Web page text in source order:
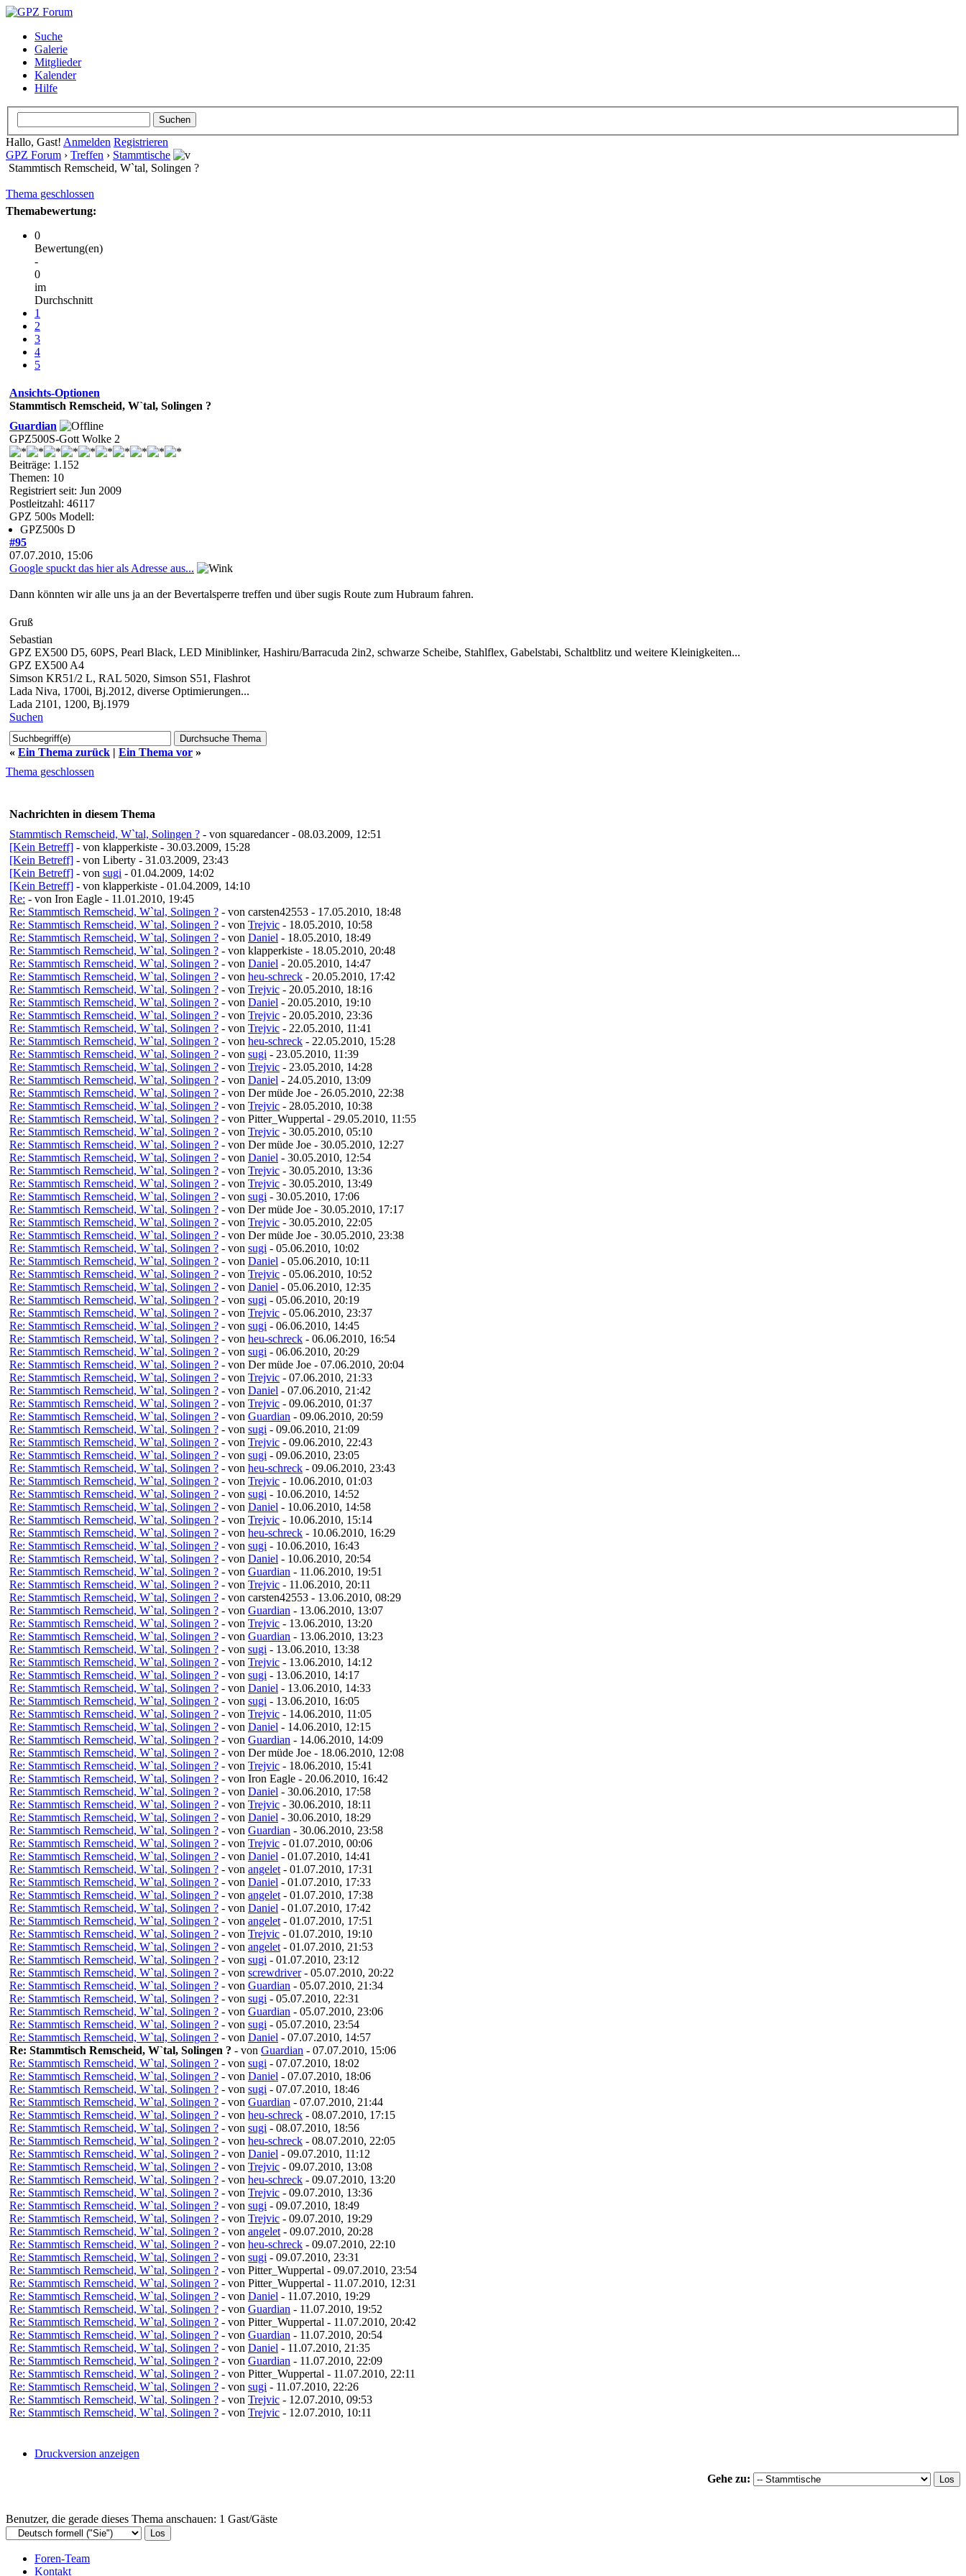
Suche
Galerie
Mitglieder
Kalender
Hilfe
Hallo, Gast! Anmelden Registrieren
GPZ Forum › Treffen › Stammtische
Stammtisch Remscheid, W`tal, Solingen ?
Thema geschlossen
Themabewertung:
0
Bewertung(en)
-
0
im
Durchschnitt
1
2
3
4
5
Ansichts-Optionen
Stammtisch Remscheid, W`tal, Solingen ?
Guardian
GPZ500S-Gott Wolke 2
Beiträge: 1.152
Themen: 10
Registriert seit: Jun 2009
Postleitzahl: 46117
GPZ 500s Modell:
GPZ500s D
#95
07.07.2010, 15:06
Google spuckt das hier als Adresse aus...
Dann könnten wir alle uns ja an der Bevertalsperre treffen und über sugis Route zum Hubraum fahren.
Gruß
Sebastian
GPZ EX500 D5, 60PS, Pearl Black, LED Miniblinker, Hashiru/Barracuda 2in2, schwarze Scheibe, Stahlflex, Gabelstabi, Schaltblitz und weitere Kleinigkeiten...
GPZ EX500 A4
Simson KR51/2 L, RAL 5020, Simson S51, Flashrot
Lada Niva, 1700i, Bj.2012, diverse Optimierungen...
Lada 2101, 1200, Bj.1979
Suchen
« Ein Thema zurück | Ein Thema vor »
Thema geschlossen
Nachrichten in diesem Thema
Stammtisch Remscheid, W`tal, Solingen ? - von squaredancer - 08.03.2009, 12:51
[Kein Betreff] - von klapperkiste - 30.03.2009, 15:28
[Kein Betreff] - von Liberty - 31.03.2009, 23:43
[Kein Betreff] - von sugi - 01.04.2009, 14:02
[Kein Betreff] - von klapperkiste - 01.04.2009, 14:10
Re: - von Iron Eagle - 11.01.2010, 19:45
Re: Stammtisch Remscheid, W`tal, Solingen ? - von carsten42553 - 17.05.2010, 18:48
Re: Stammtisch Remscheid, W`tal, Solingen ? - von Trejvic - 18.05.2010, 10:58
Re: Stammtisch Remscheid, W`tal, Solingen ? - von Daniel - 18.05.2010, 18:49
Re: Stammtisch Remscheid, W`tal, Solingen ? - von klapperkiste - 18.05.2010, 20:48
Re: Stammtisch Remscheid, W`tal, Solingen ? - von Daniel - 20.05.2010, 14:47
Re: Stammtisch Remscheid, W`tal, Solingen ? - von heu-schreck - 20.05.2010, 17:42
Re: Stammtisch Remscheid, W`tal, Solingen ? - von Trejvic - 20.05.2010, 18:16
Re: Stammtisch Remscheid, W`tal, Solingen ? - von Daniel - 20.05.2010, 19:10
Re: Stammtisch Remscheid, W`tal, Solingen ? - von Trejvic - 20.05.2010, 23:36
Re: Stammtisch Remscheid, W`tal, Solingen ? - von Trejvic - 22.05.2010, 11:41
Re: Stammtisch Remscheid, W`tal, Solingen ? - von heu-schreck - 22.05.2010, 15:28
Re: Stammtisch Remscheid, W`tal, Solingen ? - von sugi - 23.05.2010, 11:39
Re: Stammtisch Remscheid, W`tal, Solingen ? - von Trejvic - 23.05.2010, 14:28
Re: Stammtisch Remscheid, W`tal, Solingen ? - von Daniel - 24.05.2010, 13:09
Re: Stammtisch Remscheid, W`tal, Solingen ? - von Der müde Joe - 26.05.2010, 22:38
Re: Stammtisch Remscheid, W`tal, Solingen ? - von Trejvic - 28.05.2010, 10:38
Re: Stammtisch Remscheid, W`tal, Solingen ? - von Pitter_Wuppertal - 29.05.2010, 11:55
Re: Stammtisch Remscheid, W`tal, Solingen ? - von Trejvic - 30.05.2010, 05:10
Re: Stammtisch Remscheid, W`tal, Solingen ? - von Der müde Joe - 30.05.2010, 12:27
Re: Stammtisch Remscheid, W`tal, Solingen ? - von Daniel - 30.05.2010, 12:54
Re: Stammtisch Remscheid, W`tal, Solingen ? - von Trejvic - 30.05.2010, 13:36
Re: Stammtisch Remscheid, W`tal, Solingen ? - von Trejvic - 30.05.2010, 13:49
Re: Stammtisch Remscheid, W`tal, Solingen ? - von sugi - 30.05.2010, 17:06
Re: Stammtisch Remscheid, W`tal, Solingen ? - von Der müde Joe - 30.05.2010, 17:17
Re: Stammtisch Remscheid, W`tal, Solingen ? - von Trejvic - 30.05.2010, 22:05
Re: Stammtisch Remscheid, W`tal, Solingen ? - von Der müde Joe - 30.05.2010, 23:38
Re: Stammtisch Remscheid, W`tal, Solingen ? - von sugi - 05.06.2010, 10:02
Re: Stammtisch Remscheid, W`tal, Solingen ? - von Daniel - 05.06.2010, 10:11
Re: Stammtisch Remscheid, W`tal, Solingen ? - von Trejvic - 05.06.2010, 10:52
Re: Stammtisch Remscheid, W`tal, Solingen ? - von Daniel - 05.06.2010, 12:35
Re: Stammtisch Remscheid, W`tal, Solingen ? - von sugi - 05.06.2010, 20:19
Re: Stammtisch Remscheid, W`tal, Solingen ? - von Trejvic - 05.06.2010, 23:37
Re: Stammtisch Remscheid, W`tal, Solingen ? - von sugi - 06.06.2010, 14:45
Re: Stammtisch Remscheid, W`tal, Solingen ? - von heu-schreck - 06.06.2010, 16:54
Re: Stammtisch Remscheid, W`tal, Solingen ? - von sugi - 06.06.2010, 20:29
Re: Stammtisch Remscheid, W`tal, Solingen ? - von Der müde Joe - 07.06.2010, 20:04
Re: Stammtisch Remscheid, W`tal, Solingen ? - von Trejvic - 07.06.2010, 21:33
Re: Stammtisch Remscheid, W`tal, Solingen ? - von Daniel - 07.06.2010, 21:42
Re: Stammtisch Remscheid, W`tal, Solingen ? - von Trejvic - 09.06.2010, 01:37
Re: Stammtisch Remscheid, W`tal, Solingen ? - von Guardian - 09.06.2010, 20:59
Re: Stammtisch Remscheid, W`tal, Solingen ? - von sugi - 09.06.2010, 21:09
Re: Stammtisch Remscheid, W`tal, Solingen ? - von Trejvic - 09.06.2010, 22:43
Re: Stammtisch Remscheid, W`tal, Solingen ? - von sugi - 09.06.2010, 23:05
Re: Stammtisch Remscheid, W`tal, Solingen ? - von heu-schreck - 09.06.2010, 23:43
Re: Stammtisch Remscheid, W`tal, Solingen ? - von Trejvic - 10.06.2010, 01:03
Re: Stammtisch Remscheid, W`tal, Solingen ? - von sugi - 10.06.2010, 14:52
Re: Stammtisch Remscheid, W`tal, Solingen ? - von Daniel - 10.06.2010, 14:58
Re: Stammtisch Remscheid, W`tal, Solingen ? - von Trejvic - 10.06.2010, 15:14
Re: Stammtisch Remscheid, W`tal, Solingen ? - von heu-schreck - 10.06.2010, 16:29
Re: Stammtisch Remscheid, W`tal, Solingen ? - von sugi - 10.06.2010, 16:43
Re: Stammtisch Remscheid, W`tal, Solingen ? - von Daniel - 10.06.2010, 20:54
Re: Stammtisch Remscheid, W`tal, Solingen ? - von Guardian - 11.06.2010, 19:51
Re: Stammtisch Remscheid, W`tal, Solingen ? - von Trejvic - 11.06.2010, 20:11
Re: Stammtisch Remscheid, W`tal, Solingen ? - von carsten42553 - 13.06.2010, 08:29
Re: Stammtisch Remscheid, W`tal, Solingen ? - von Guardian - 13.06.2010, 13:07
Re: Stammtisch Remscheid, W`tal, Solingen ? - von Trejvic - 13.06.2010, 13:20
Re: Stammtisch Remscheid, W`tal, Solingen ? - von Guardian - 13.06.2010, 13:23
Re: Stammtisch Remscheid, W`tal, Solingen ? - von sugi - 13.06.2010, 13:38
Re: Stammtisch Remscheid, W`tal, Solingen ? - von Trejvic - 13.06.2010, 14:12
Re: Stammtisch Remscheid, W`tal, Solingen ? - von sugi - 13.06.2010, 14:17
Re: Stammtisch Remscheid, W`tal, Solingen ? - von Daniel - 13.06.2010, 14:33
Re: Stammtisch Remscheid, W`tal, Solingen ? - von sugi - 13.06.2010, 16:05
Re: Stammtisch Remscheid, W`tal, Solingen ? - von Trejvic - 14.06.2010, 11:05
Re: Stammtisch Remscheid, W`tal, Solingen ? - von Daniel - 14.06.2010, 12:15
Re: Stammtisch Remscheid, W`tal, Solingen ? - von Guardian - 14.06.2010, 14:09
Re: Stammtisch Remscheid, W`tal, Solingen ? - von Der müde Joe - 18.06.2010, 12:08
Re: Stammtisch Remscheid, W`tal, Solingen ? - von Trejvic - 18.06.2010, 15:41
Re: Stammtisch Remscheid, W`tal, Solingen ? - von Iron Eagle - 20.06.2010, 16:42
Re: Stammtisch Remscheid, W`tal, Solingen ? - von Daniel - 30.06.2010, 17:58
Re: Stammtisch Remscheid, W`tal, Solingen ? - von Trejvic - 30.06.2010, 18:11
Re: Stammtisch Remscheid, W`tal, Solingen ? - von Daniel - 30.06.2010, 18:29
Re: Stammtisch Remscheid, W`tal, Solingen ? - von Guardian - 30.06.2010, 23:58
Re: Stammtisch Remscheid, W`tal, Solingen ? - von Trejvic - 01.07.2010, 00:06
Re: Stammtisch Remscheid, W`tal, Solingen ? - von Daniel - 01.07.2010, 14:41
Re: Stammtisch Remscheid, W`tal, Solingen ? - von angelet - 01.07.2010, 17:31
Re: Stammtisch Remscheid, W`tal, Solingen ? - von Daniel - 01.07.2010, 17:33
Re: Stammtisch Remscheid, W`tal, Solingen ? - von angelet - 01.07.2010, 17:38
Re: Stammtisch Remscheid, W`tal, Solingen ? - von Daniel - 01.07.2010, 17:42
Re: Stammtisch Remscheid, W`tal, Solingen ? - von angelet - 01.07.2010, 17:51
Re: Stammtisch Remscheid, W`tal, Solingen ? - von Trejvic - 01.07.2010, 19:10
Re: Stammtisch Remscheid, W`tal, Solingen ? - von angelet - 01.07.2010, 21:53
Re: Stammtisch Remscheid, W`tal, Solingen ? - von sugi - 01.07.2010, 23:12
Re: Stammtisch Remscheid, W`tal, Solingen ? - von screwdriver- 05.07.2010, 20:22
Re: Stammtisch Remscheid, W`tal, Solingen ? - von Guardian - 05.07.2010, 21:34
Re: Stammtisch Remscheid, W`tal, Solingen ? - von sugi - 05.07.2010, 22:31
Re: Stammtisch Remscheid, W`tal, Solingen ? - von Guardian - 05.07.2010, 23:06
Re: Stammtisch Remscheid, W`tal, Solingen ? - von sugi - 05.07.2010, 23:54
Re: Stammtisch Remscheid, W`tal, Solingen ? - von Daniel - 07.07.2010, 14:57
Re: Stammtisch Remscheid, W`tal, Solingen ? - von Guardian - 07.07.2010, 15:06
Re: Stammtisch Remscheid, W`tal, Solingen ? - von sugi - 07.07.2010, 18:02
Re: Stammtisch Remscheid, W`tal, Solingen ? - von Daniel - 07.07.2010, 18:06
Re: Stammtisch Remscheid, W`tal, Solingen ? - von sugi - 07.07.2010, 18:46
Re: Stammtisch Remscheid, W`tal, Solingen ? - von Guardian - 07.07.2010, 21:44
Re: Stammtisch Remscheid, W`tal, Solingen ? - von heu-schreck - 08.07.2010, 17:15
Re: Stammtisch Remscheid, W`tal, Solingen ? - von sugi - 08.07.2010, 18:56
Re: Stammtisch Remscheid, W`tal, Solingen ? - von heu-schreck - 08.07.2010, 22:05
Re: Stammtisch Remscheid, W`tal, Solingen ? - von Daniel - 09.07.2010, 11:12
Re: Stammtisch Remscheid, W`tal, Solingen ? - von Trejvic - 09.07.2010, 13:08
Re: Stammtisch Remscheid, W`tal, Solingen ? - von heu-schreck - 09.07.2010, 13:20
Re: Stammtisch Remscheid, W`tal, Solingen ? - von Trejvic - 09.07.2010, 13:36
Re: Stammtisch Remscheid, W`tal, Solingen ? - von sugi - 09.07.2010, 18:49
Re: Stammtisch Remscheid, W`tal, Solingen ? - von Trejvic - 09.07.2010, 19:29
Re: Stammtisch Remscheid, W`tal, Solingen ? - von angelet - 09.07.2010, 20:28
Re: Stammtisch Remscheid, W`tal, Solingen ? - von heu-schreck - 09.07.2010, 22:10
Re: Stammtisch Remscheid, W`tal, Solingen ? - von sugi - 09.07.2010, 23:31
Re: Stammtisch Remscheid, W`tal, Solingen ? - von Pitter_Wuppertal - 09.07.2010, 23:54
Re: Stammtisch Remscheid, W`tal, Solingen ? - von Pitter_Wuppertal - 11.07.2010, 12:31
Re: Stammtisch Remscheid, W`tal, Solingen ? - von Daniel - 11.07.2010, 19:29
Re: Stammtisch Remscheid, W`tal, Solingen ? - von Guardian - 11.07.2010, 19:52
Re: Stammtisch Remscheid, W`tal, Solingen ? - von Pitter_Wuppertal - 11.07.2010, 20:42
Re: Stammtisch Remscheid, W`tal, Solingen ? - von Guardian - 11.07.2010, 20:54
Re: Stammtisch Remscheid, W`tal, Solingen ? - von Daniel - 11.07.2010, 21:35
Re: Stammtisch Remscheid, W`tal, Solingen ? - von Guardian - 11.07.2010, 22:09
Re: Stammtisch Remscheid, W`tal, Solingen ? - von Pitter_Wuppertal - 11.07.2010, 22:11
Re: Stammtisch Remscheid, W`tal, Solingen ? - von sugi - 11.07.2010, 22:26
Re: Stammtisch Remscheid, W`tal, Solingen ? - von Trejvic - 12.07.2010, 09:53
Re: Stammtisch Remscheid, W`tal, Solingen ? - von Trejvic - 12.07.2010, 10:11
Druckversion anzeigen
Gehe zu:
Benutzer, die gerade dieses Thema anschauen: 1 Gast/Gäste
Foren-Team
Kontakt